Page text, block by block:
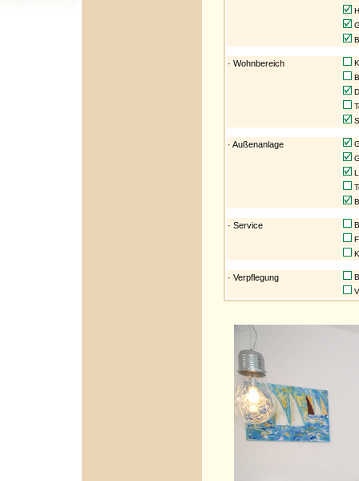
· Wohnbereich
· Außenanlage
· Service
· Verpflegung